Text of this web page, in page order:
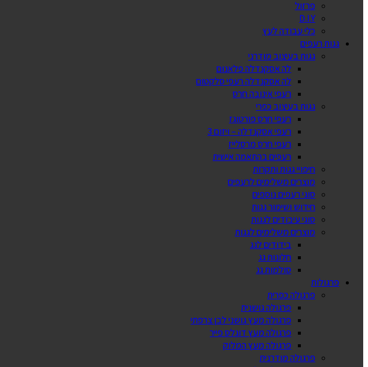
פרזול
D.I.Y
כלי עבודה לעץ
גגות רעפים
גגות בעיצוב מודרני
לה אסקנדלה פלאנום
לה אסקנדלה רעפי סלקטום
רעפי אינובה חרס
גגות בעיצוב כפרי
רעפי חרס פורטוגז
רעפי אסקנדלה – ויזום 3
רעפי חרס מרסלייז
רעפים בהתאמה אישית
חיפויי גגות ותקרות
מוצרים משלימים לרעפים
סוגי רעפים נוספים
חידוש ושימור גגות
סוגי עיבודים לגגות
מוצרים משלימים לגגות
בידודים לגג
חלונות גג
סולמות גג
פרגולות
פרגולה כפרית
פרגולה גושנית
פרגולה מעץ גושני לבן צרפתי
פרגולה מעץ דוגלס פייר
פרגולה מעץ המלוק
פרגולה מודרנית